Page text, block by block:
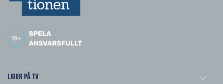
Ligor på TV